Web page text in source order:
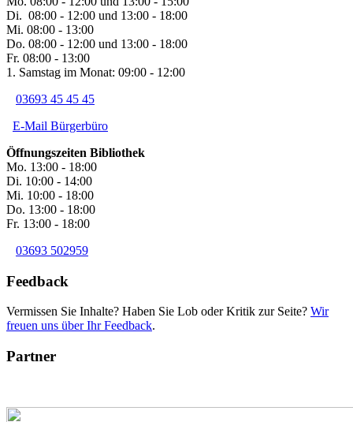
Di. 08:00 - 12:00 und 13:00 - 18:00
Mi. 08:00 - 13:00
Do. 08:00 - 12:00 und 13:00 - 18:00
Fr. 08:00 - 13:00
1. Samstag im Monat: 09:00 - 12:00
03693 45 45 45
E-Mail Bürgerbüro
Öffnungszeiten Bibliothek
Mo. 13:00 - 18:00
Di. 10:00 - 14:00
Mi. 10:00 - 18:00
Do. 13:00 - 18:00
Fr. 13:00 - 18:00
03693 502959
Feedback
Vermissen Sie Inhalte? Haben Sie Lob oder Kritik zur Seite? Wir
freuen uns über Ihr Feedback.
Partner